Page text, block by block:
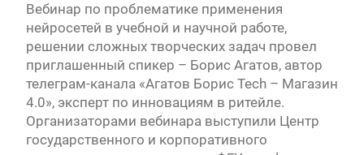
Вебинар по проблематике применения
нейросетей в учебной и научной работе,
решении сложных творческих задач провел
приглашенный спикер – Борис Агатов, автор
телеграм-канала «Агатов Борис Tech – Магазин
4.0», эксперт по инновациям в ритейле.
Организаторами вебинара выступили Центр
государственного и корпоративного